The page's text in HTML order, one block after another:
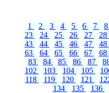
1 2 3 4 5 6 7
23
24 25 26 27
28
43
44 45 46 47
48
63
64 65 66 67
68
83
84 85 86 87
102
103 104 105
118
119 120 121
134
135 136